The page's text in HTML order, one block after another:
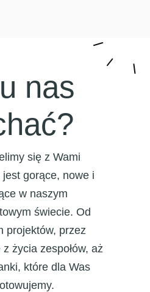
nas
się z Wami
gorące, nowe i
w naszym
świecie. Od
projektów, przez
życia zespołów, aż
które dla Was